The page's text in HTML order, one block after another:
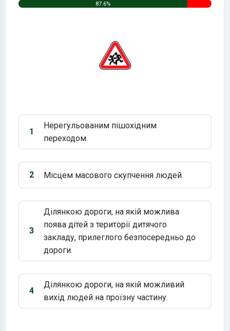
87.6%
Варіант 1:
1
Нерегульованим пішохідним
переходом.
Варіант 2:
2 Місцем масового скупчення людей.
Варіант 3:
3
Ділянкою дороги, на якій можлива
поява дітей з території дитячого
закладу, прилеглого безпосередньо до
дороги.
Варіант 4:
4
Ділянкою дороги, на якій можливий
вихід людей на проїзну частину.